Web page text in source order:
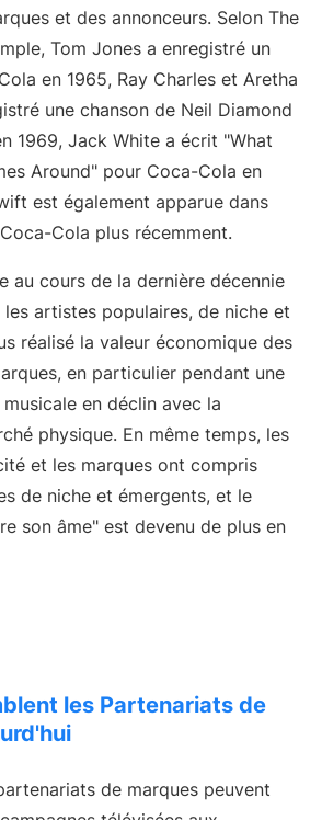
et des annonceurs. Selon The
Tom Jones a enregistré un
en 1965, Ray Charles et Aretha
une chanson de Neil Diamond
1969, Jack White a écrit "What
Around" pour Coca-Cola en
est également apparue dans
Cola plus récemment.
au cours de la dernière décennie
artistes populaires, de niche et
réalisé la valeur économique des
en particulier pendant une
en déclin avec la
physique. En même temps, les
et les marques ont compris
de niche et émergents, et le
son âme" est devenu de plus en
les Partenariats de
de marques peuvent